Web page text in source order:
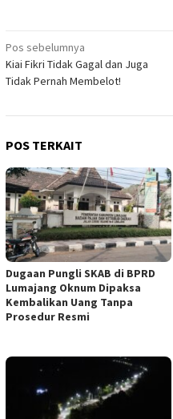
Navigasi
pos
Pos sebelumnya
Kiai Fikri Tidak Gagal dan Juga
Tidak Pernah Membelot!
POS TERKAIT
Dugaan Pungli SKAB di BPRD
Lumajang Oknum Dipaksa
Kembalikan Uang Tanpa
Prosedur Resmi